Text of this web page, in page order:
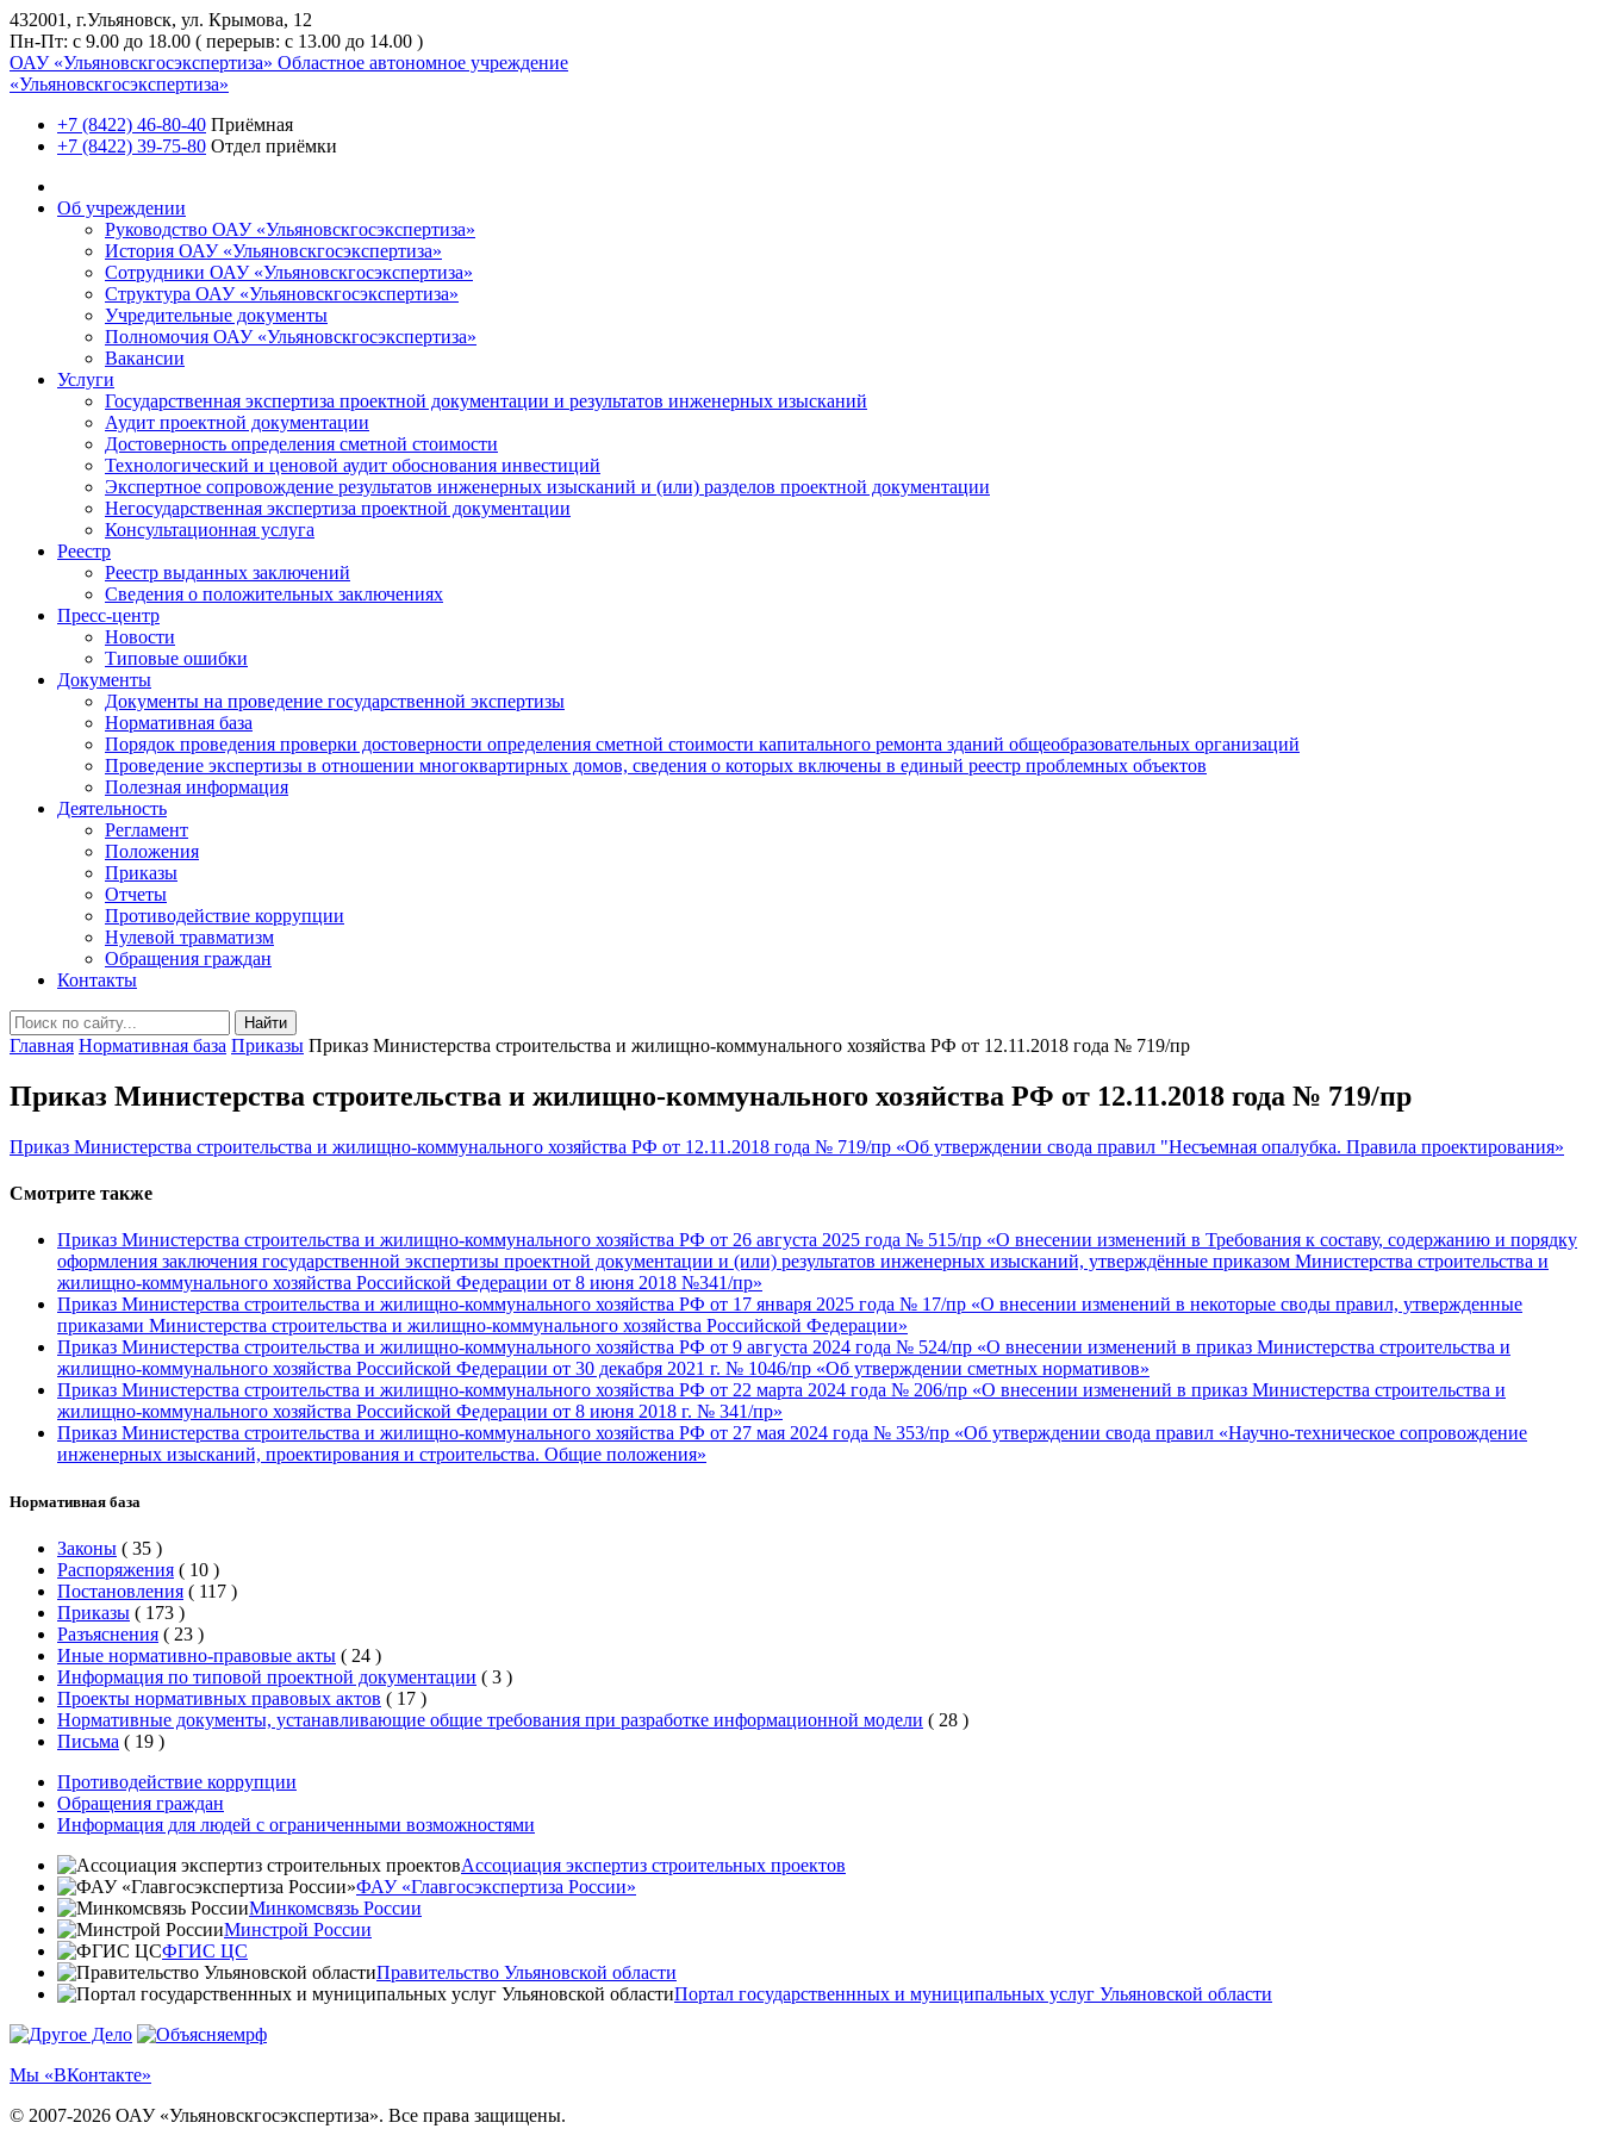
432001, г.Ульяновск, ул. Крымова, 12
Пн-Пт: с 9.00 до 18.00 ( перерыв: с 13.00 до 14.00 )
ОАУ «Ульяновскгосэкспертиза» Областное автономное учреждение
«Ульяновскгосэкспертиза»
+7 (8422) 46-80-40 Приёмная
+7 (8422) 39-75-80 Отдел приёмки
Об учреждении
Руководство ОАУ «Ульяновскгосэкспертиза»
История ОАУ «Ульяновскгосэкспертиза»
Сотрудники ОАУ «Ульяновскгосэкспертиза»
Структура ОАУ «Ульяновскгосэкспертиза»
Учредительные документы
Полномочия ОАУ «Ульяновскгосэкспертиза»
Вакансии
Услуги
Государственная экспертиза проектной документации и результатов инженерных изысканий
Аудит проектной документации
Достоверность определения сметной стоимости
Технологический и ценовой аудит обоснования инвестиций
Экспертное сопровождение результатов инженерных изысканий и (или) разделов проектной документации
Негосударственная экспертиза проектной документации
Консультационная услуга
Реестр
Реестр выданных заключений
Сведения о положительных заключениях
Пресс-центр
Новости
Типовые ошибки
Документы
Документы на проведение государственной экспертизы
Нормативная база
Порядок проведения проверки достоверности определения сметной стоимости капитального ремонта зданий общеобразовательных организаций
Проведение экспертизы в отношении многоквартирных домов, сведения о которых включены в единый реестр проблемных объектов
Полезная информация
Деятельность
Регламент
Положения
Приказы
Отчеты
Противодействие коррупции
Нулевой травматизм
Обращения граждан
Контакты
Найти
Главная Нормативная база Приказы Приказ Министерства строительства и жилищно-коммунального хозяйства РФ от 12.11.2018 года № 719/пр
Приказ Министерства строительства и жилищно-коммунального хозяйства РФ от 12.11.2018 года № 719/пр
Приказ Министерства строительства и жилищно-коммунального хозяйства РФ от 12.11.2018 года № 719/пр «Об утверждении свода правил "Несъемная опалубка. Правила проектирования»
Смотрите также
Приказ Министерства строительства и жилищно-коммунального хозяйства РФ от 26 августа 2025 года № 515/пр «О внесении изменений в Требования к составу, содержанию и порядку
оформления заключения государственной экспертизы проектной документации и (или) результатов инженерных изысканий, утверждённые приказом Министерства строительства и
жилищно-коммунального хозяйства Российской Федерации от 8 июня 2018 №341/пр»
Приказ Министерства строительства и жилищно-коммунального хозяйства РФ от 17 января 2025 года № 17/пр «О внесении изменений в некоторые своды правил, утвержденные
приказами Министерства строительства и жилищно-коммунального хозяйства Российской Федерации»
Приказ Министерства строительства и жилищно-коммунального хозяйства РФ от 9 августа 2024 года № 524/пр «О внесении изменений в приказ Министерства строительства и
жилищно-коммунального хозяйства Российской Федерации от 30 декабря 2021 г. № 1046/пр «Об утверждении сметных нормативов»
Приказ Министерства строительства и жилищно-коммунального хозяйства РФ от 22 марта 2024 года № 206/пр «О внесении изменений в приказ Министерства строительства и
жилищно-коммунального хозяйства Российской Федерации от 8 июня 2018 г. № 341/пр»
Приказ Министерства строительства и жилищно-коммунального хозяйства РФ от 27 мая 2024 года № 353/пр «Об утверждении свода правил «Научно-техническое сопровождение
инженерных изысканий, проектирования и строительства. Общие положения»
Нормативная база
Законы ( 35 )
Распоряжения ( 10 )
Постановления ( 117 )
Приказы ( 173 )
Разъяснения ( 23 )
Иные нормативно-правовые акты ( 24 )
Информация по типовой проектной документации ( 3 )
Проекты нормативных правовых актов ( 17 )
Нормативные документы, устанавливающие общие требования при разработке информационной модели ( 28 )
Письма ( 19 )
Противодействие коррупции
Обращения граждан
Информация для людей с ограниченными возможностями
Ассоциация экспертиз строительных проектов
ФАУ «Главгосэкспертиза России»
Минкомсвязь России
Минстрой России
ФГИС ЦС
Правительство Ульяновской области
Портал государственнных и муниципальных услуг Ульяновской области
Мы «ВКонтакте»
© 2007-2026 ОАУ «Ульяновскгосэкспертиза». Все права защищены.